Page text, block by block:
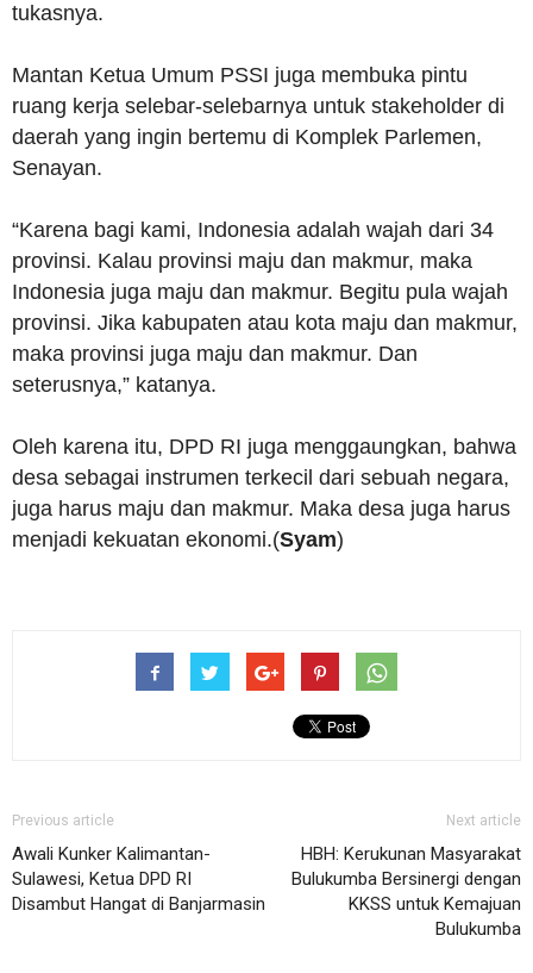
tukasnya.
Mantan Ketua Umum PSSI juga membuka pintu
ruang kerja selebar-selebarnya untuk stakeholder di
daerah yang ingin bertemu di Komplek Parlemen,
Senayan.
“Karena bagi kami, Indonesia adalah wajah dari 34
provinsi. Kalau provinsi maju dan makmur, maka
Indonesia juga maju dan makmur. Begitu pula wajah
provinsi. Jika kabupaten atau kota maju dan makmur,
maka provinsi juga maju dan makmur. Dan
seterusnya,” katanya.
Oleh karena itu, DPD RI juga menggaungkan, bahwa
desa sebagai instrumen terkecil dari sebuah negara,
juga harus maju dan makmur. Maka desa juga harus
menjadi kekuatan ekonomi.(Syam)
Previous article
Awali Kunker Kalimantan-
Sulawesi, Ketua DPD RI
Disambut Hangat di Banjarmasin
Next article
HBH: Kerukunan Masyarakat
Bulukumba Bersinergi dengan
KKSS untuk Kemajuan
Bulukumba